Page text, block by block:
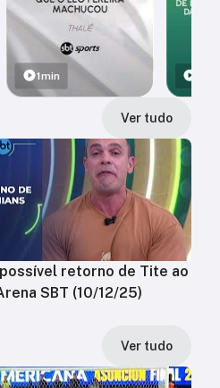
1min
Ver tudo
retorno de Tite ao
SBT (10/12/25)
Ver tudo